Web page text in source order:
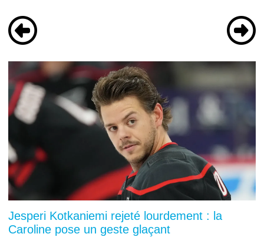
Jesperi Kotkaniemi rejeté lourdement : la
Caroline pose un geste glaçant